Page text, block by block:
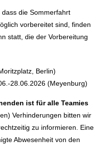
die Sommerfahrt
vorbereitet sind, finden
statt, die der Vorbereitung
Berlin)
28.06.2026 (Meyenburg)
ist für alle Teamies
Verhinderungen bitten wir
zu informieren. Eine
Abwesenheit von den